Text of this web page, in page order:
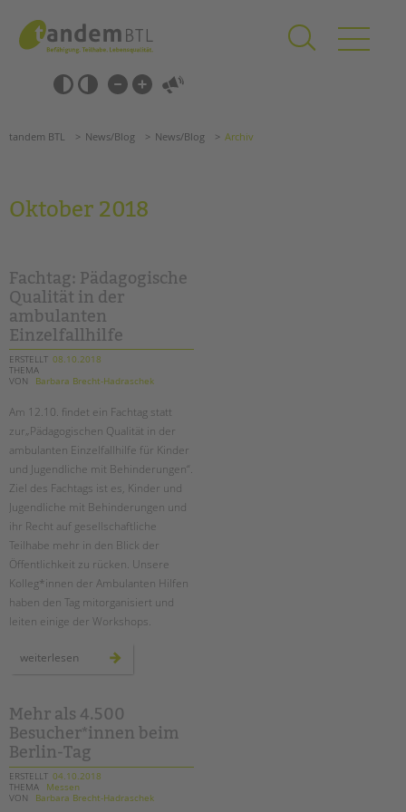
springen
Barrierefrei-
Einstellungen
überspringen
überspringen
Förderzentren
Kollegs
EFöB
Schulbezogene Sozialarbeit
Tagesgruppen
EINGLIEDERUNGSHILFE
BETREUTES WOHNEN
TANDEM BTL AKADEMIE
Zertfikatskurse
Seminarkalender
Seminarräume
Bereiche im Überblick
Kinder- und Jugendschutz
Unsere Videos
Gesellschafter VdK
schoolcoach BTL
Suchen
tandem BTL News/Blog News/Blog Archiv
Oktober 2018
Fachtag: Pädagogische
Qualität in der
ambulanten
Einzelfallhilfe
ERSTELLT 08.10.2018
THEMA
VON
Barbara Brecht-Hadraschek
Am 12.10. findet ein Fachtag statt
zur„Pädagogischen Qualität in der
ambulanten Einzelfallhilfe für Kinder
und Jugendliche mit Behinderungen“.
Ziel des Fachtags ist es, Kinder und
Jugendliche mit Behinderungen und
ihr Recht auf gesellschaftliche
Teilhabe mehr in den Blick der
Öffentlichkeit zu rücken. Unsere
Kolleg*innen der Ambulanten Hilfen
haben den Tag mitorganisiert und
leiten einige der Workshops.
weiterlesen fachtag:
pädagogische
ambulanten
einzelfallhilfe
Mehr als 4.500
Besucher*innen beim
Berlin-Tag
ERSTELLT 04.10.2018
THEMA
Messen
VON
Barbara Brecht-Hadraschek